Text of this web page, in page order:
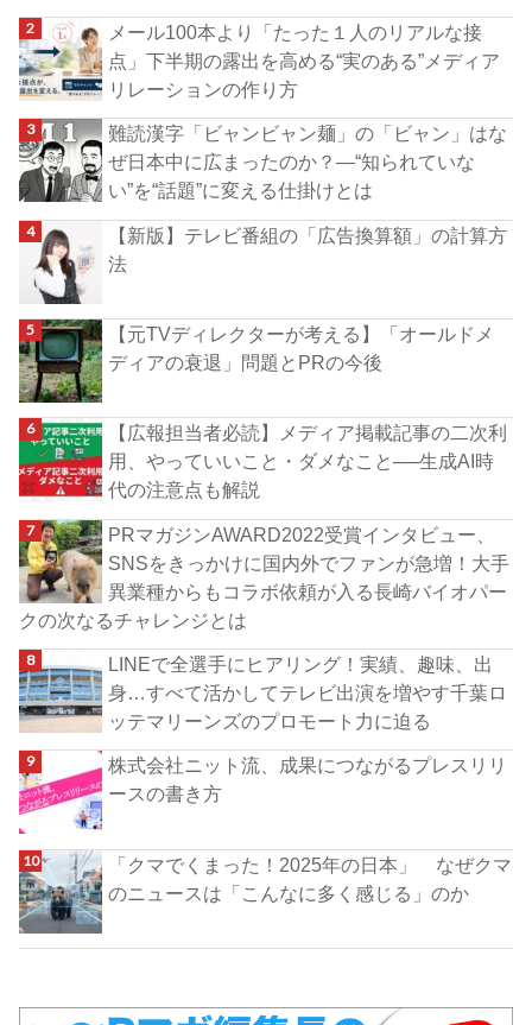
メール100本より「たった１人のリアルな接
点」下半期の露出を高める“実のある”メディア
リレーションの作り方
難読漢字「ビャンビャン麺」の「ビャン」はな
ぜ日本中に広まったのか？―“知られていな
い”を“話題”に変える仕掛けとは
【新版】テレビ番組の「広告換算額」の計算方
法
【元TVディレクターが考える】「オールドメ
ディアの衰退」問題とPRの今後
【広報担当者必読】メディア掲載記事の二次利
用、やっていいこと・ダメなこと──生成AI時
代の注意点も解説
PRマガジンAWARD2022受賞インタビュー、
SNSをきっかけに国内外でファンが急増！大手
異業種からもコラボ依頼が入る長崎バイオパー
クの次なるチャレンジとは
LINEで全選手にヒアリング！実績、趣味、出
身…すべて活かしてテレビ出演を増やす千葉ロ
ッテマリーンズのプロモート力に迫る
株式会社ニット流、成果につながるプレスリリ
ースの書き方
「クマでくまった！2025年の日本」 なぜクマ
のニュースは「こんなに多く感じる」のか